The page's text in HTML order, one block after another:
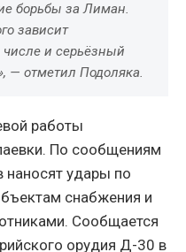
борьбы за Лиман.
зависит
и серьёзный
— отметил Подоляка.
работы
По сообщениям
наносят удары по
снабжения и
Сообщается
орудия Д-30 в